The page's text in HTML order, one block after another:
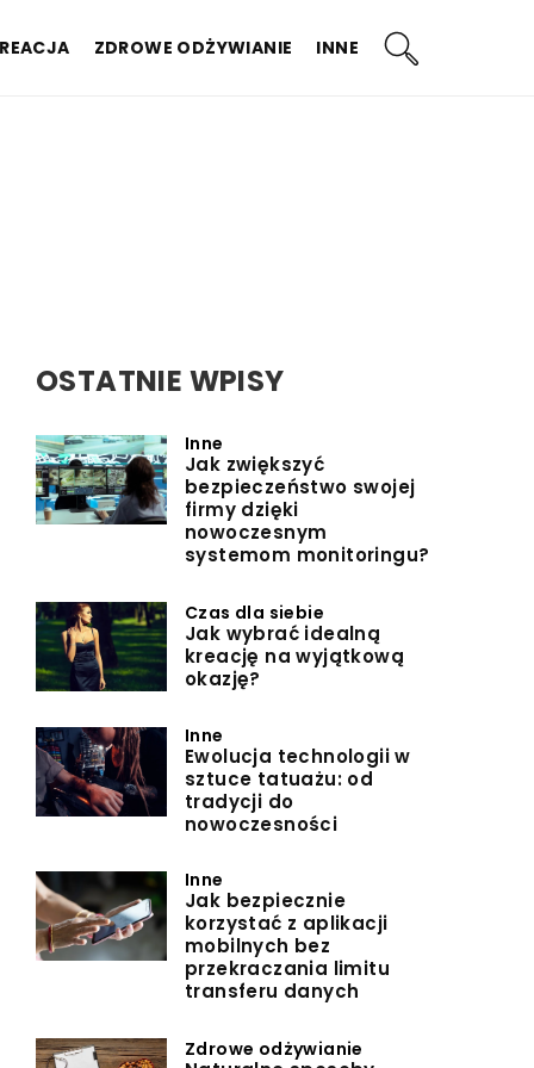
ZDROWE ODŻYWIANIE INNE
OSTATNIE WPISY
Inne
Jak zwiększyć
bezpieczeństwo swojej
firmy dzięki
nowoczesnym
systemom monitoringu?
Czas dla siebie
Jak wybrać idealną
kreację na wyjątkową
okazję?
Inne
Ewolucja technologii w
sztuce tatuażu: od
tradycji do
nowoczesności
Inne
Jak bezpiecznie
korzystać z aplikacji
mobilnych bez
przekraczania limitu
transferu danych
Zdrowe odżywianie